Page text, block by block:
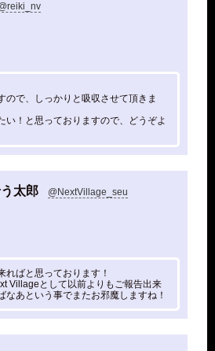
で、しっかりと吸収させて頂きま
い！と思っておりますので、どうぞよ
太郎
@NextVillage_seu
ばと思っております！
Villageとして以前よりもご報告出来
あという事でまたお邪魔しますね！